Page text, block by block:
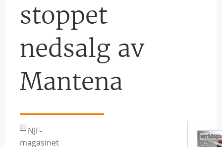
stoppet
nedsalg av
Mantena
NJF-
magasinet